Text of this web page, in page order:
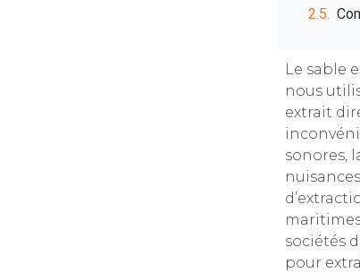
Le sable
nous
extrait
sonores,
sociétés
pour